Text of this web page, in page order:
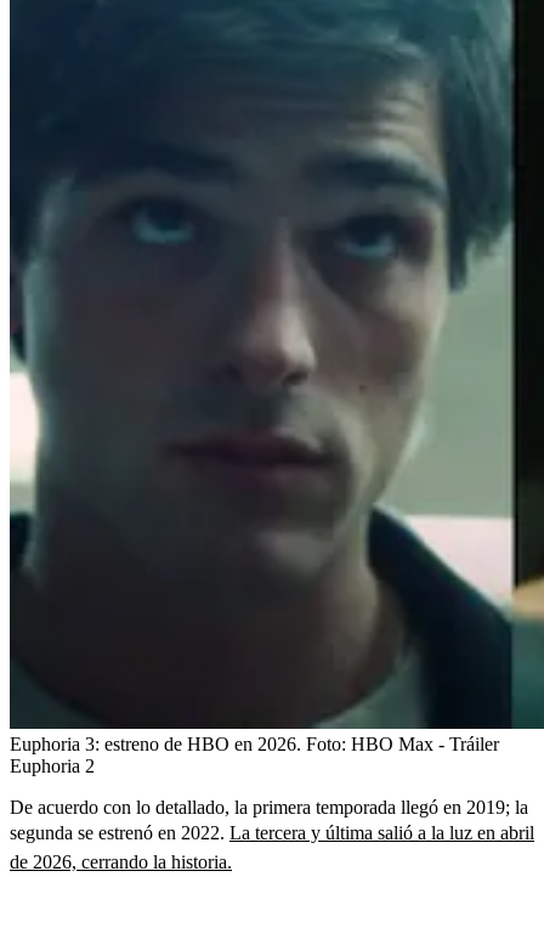
Euphoria 3: estreno de HBO en 2026. Foto: HBO Max - Tráiler
Euphoria 2
De acuerdo con lo detallado, la primera temporada llegó en 2019; la
segunda se estrenó en 2022. La tercera y última salió a la luz en abril
de 2026, cerrando la historia.